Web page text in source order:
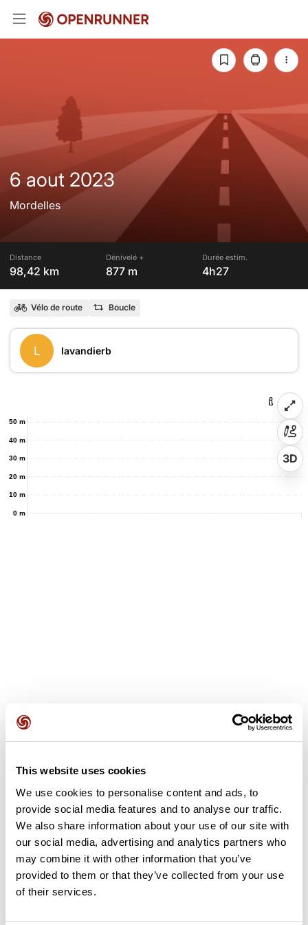
This website uses cookies
We use cookies to personalise content and ads, to
provide social media features and to analyse our traffic.
We also share information about your use of our site with
our social media, advertising and analytics partners who
may combine it with other information that you’ve
provided to them or that they’ve collected from your use
of their services.
6 aout 2023
Mordelles
Distance
98,42 km
Dénivelé +
877 m
Durée estim.
4h27
Vélo de route Boucle
L lavandierb
0 m
10 m
20 m
30 m
40 m
50 m
3D
Ajouter un avis
Découvrez ce parcours de vélo de 98,4 km à proximité de